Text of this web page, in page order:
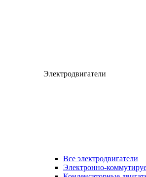
Электродвигатели
Все электродвигатели
Электронно-